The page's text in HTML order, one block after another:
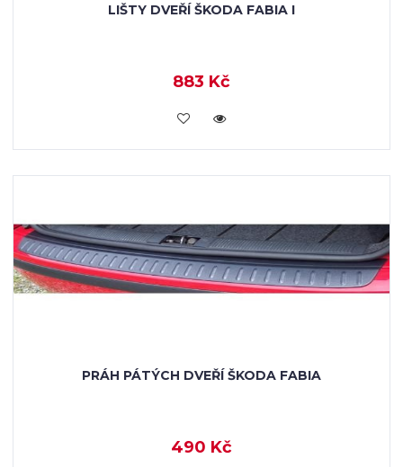
LIŠTY DVEŘÍ ŠKODA FABIA I
883 Kč
KOUPIT
PRÁH PÁTÝCH DVEŘÍ ŠKODA FABIA
490 Kč